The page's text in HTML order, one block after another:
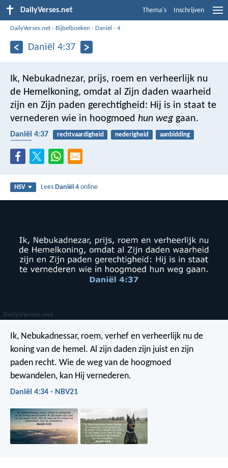
DailyVerses.net Thema's Inschrijven
DailyVerses.net › Bijbelboeken ›Daniël ›4
Daniël 4:37
Ik, Nebukadnezar, prijs, roem en verheerlijk nu
de Hemelkoning, omdat al Zijn daden waarheid
zijn en Zijn paden gerechtigheid: Hij is in staat te
vernederen wie in hoogmoed hun weg gaan.
Daniël 4:37 rechtvaardigheid nederigheid
aanbidding
HSV LeesDaniël 4 online
Ik, Nebukadnessar, roem, verhef en verheerlijk nu de
koning van de hemel. Al zijn daden zijn juist en zijn
paden recht. Wie de weg van de hoogmoed
bewandelen, kan Hij vernederen.
Daniël 4:34 - NBV21